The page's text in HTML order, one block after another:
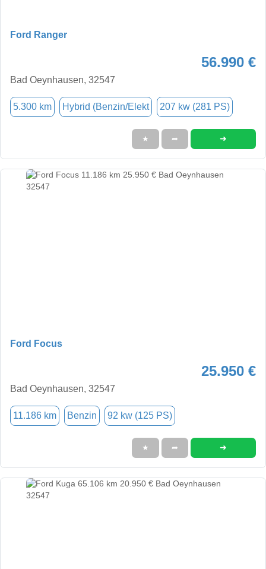
Ford Ranger
56.990 €
Bad Oeynhausen, 32547
5.300 km Hybrid (Benzin/Elekt 207 kw (281 PS)
★ ➦ ➜
Ford Focus
25.950 €
Bad Oeynhausen, 32547
11.186 km Benzin 92 kw (125 PS)
★ ➦ ➜